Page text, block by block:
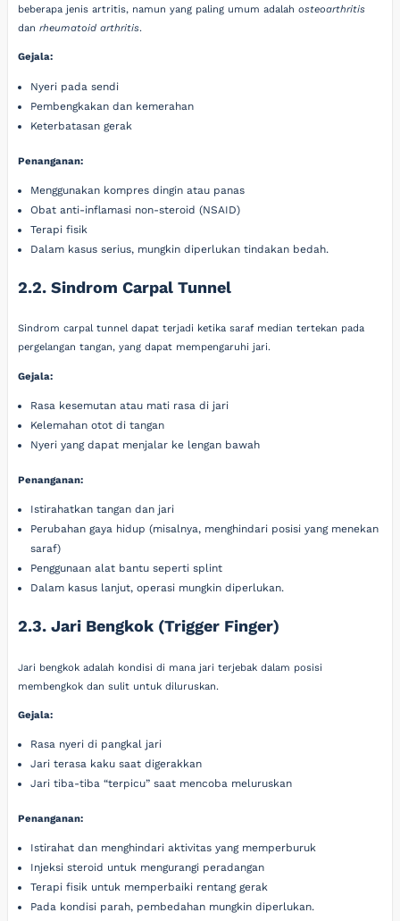
beberapa jenis artritis, namun yang paling umum adalahosteoarthritis
danrheumatoid arthritis.
Gejala:
Nyeri pada sendi
Pembengkakan dan kemerahan
Keterbatasan gerak
Penanganan:
Menggunakan kompres dingin atau panas
Obat anti-inflamasi non-steroid (NSAID)
Terapi fisik
Dalam kasus serius, mungkin diperlukan tindakan bedah.
2.2. Sindrom Carpal Tunnel
Sindrom carpal tunnel dapat terjadi ketika saraf median tertekan pada
pergelangan tangan, yang dapat mempengaruhi jari.
Gejala:
Rasa kesemutan atau mati rasa di jari
Kelemahan otot di tangan
Nyeri yang dapat menjalar ke lengan bawah
Penanganan:
Istirahatkan tangan dan jari
Perubahan gaya hidup (misalnya, menghindari posisi yang menekan
saraf)
Penggunaan alat bantu seperti splint
Dalam kasus lanjut, operasi mungkin diperlukan.
2.3. Jari Bengkok (Trigger Finger)
Jari bengkok adalah kondisi di mana jari terjebak dalam posisi
membengkok dan sulit untuk diluruskan.
Gejala:
Rasa nyeri di pangkal jari
Jari terasa kaku saat digerakkan
Jari tiba-tiba “terpicu” saat mencoba meluruskan
Penanganan:
Istirahat dan menghindari aktivitas yang memperburuk
Injeksi steroid untuk mengurangi peradangan
Terapi fisik untuk memperbaiki rentang gerak
Pada kondisi parah, pembedahan mungkin diperlukan.